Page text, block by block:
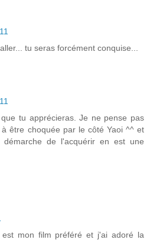
tu seras forcément conquise...
tu apprécieras. Je ne pense pas
être choquée par le côté Yaoi ^^ et
de l'acquérir en est une
est mon film préféré et j'ai adoré la